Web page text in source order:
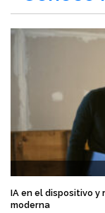
IA en el dispositivo
moderna